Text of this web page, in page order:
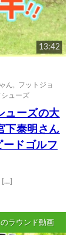
13:42
ん
フットジョ
シューズ
ューズの大
下泰明さん
ードゴルフ
ラウンド動画